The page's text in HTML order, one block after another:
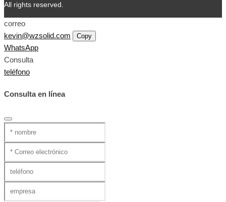
All rights reserved.
correo
kevin@wzsolid.com
Copy
WhatsApp
Consulta
teléfono
Consulta en línea